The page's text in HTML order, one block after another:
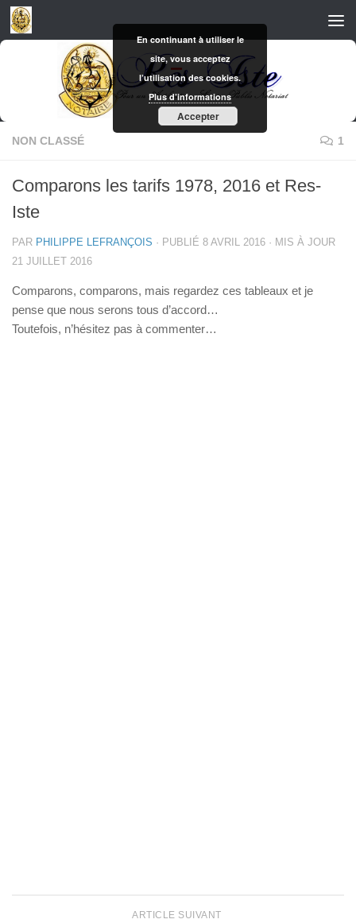
Skip to content
NON CLASSÉ 1
Comparons les tarifs 1978, 2016 et Res-
Iste
PAR PHILIPPE LEFRANÇOIS · PUBLIÉ 8 AVRIL 2016 · MIS À JOUR
21 JUILLET 2016
Comparons, comparons, mais regardez ces tableaux et je
pense que nous serons tous d’accord…
Toutefois, n’hésitez pas à commenter…
ARTICLE SUIVANT
En continuant à utiliser le
site, vous acceptez
l’utilisation des cookies.
Plus d’informations
Accepter